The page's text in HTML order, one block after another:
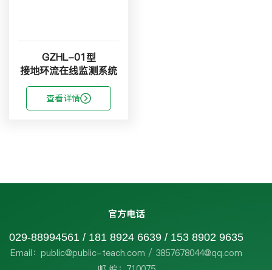
GZHL-01型
接地环流在线监测系统
查看详情
官方电话
029-88994561 / 181 8924 6639 / 153 8902 9635
Email：public@public-teach.com / 3857678044@qq.com